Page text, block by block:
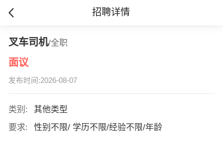
招聘详情
叉车司机/全职
面议
发布时间:2026-08-07
类别:
其他类型
要求:
性别不限/ 学历不限/经验不限/年龄